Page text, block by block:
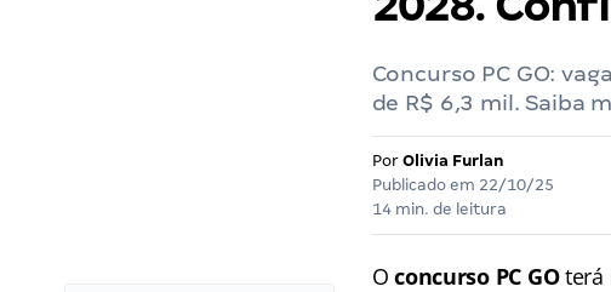
Concurso PC GO:
de R$ 6,3 mil. Saiba
Por Olivia Furlan
Publicado em 22/10/25
14 min. de leitura
Oconcurso PC GOterá